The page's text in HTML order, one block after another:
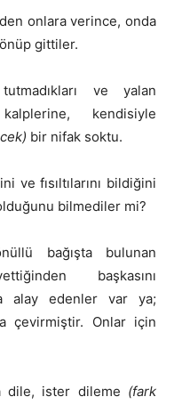
onlara verince, onda
gittiler.
ve yalan
kendisiyle
bir nifak soktu.
ve fısıltılarını bildiğini
bilmediler mi?
bağışta bulunan
başkasını
alay edenler var ya;
çevirmiştir. Onlar için
dile, ister dileme (fark